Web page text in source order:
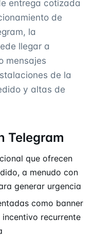
entrega cotizada
de
la
llegar a
mensajes
de la
y altas de
Telegram
que ofrecen
a menudo con
generar urgencia
como banner
recurrente